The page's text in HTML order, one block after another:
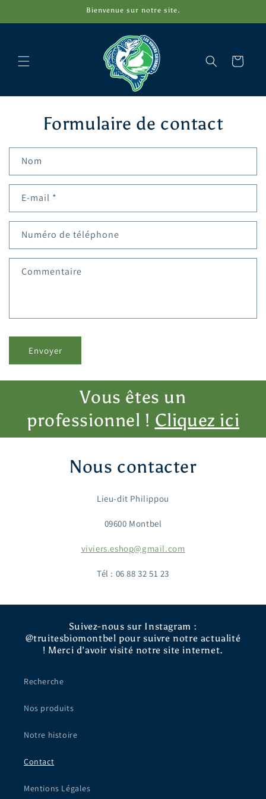
au
Bienvenue sur notre site.
Panier
Formulaire de contact
Nom
E-mail *
Numéro de téléphone
Commentaire
Envoyer
Vous êtes un
professionnel ! Cliquez ici
Nous contacter
Lieu-dit Philippou
09600 Montbel
viviers.eshop@gmail.com
Tél : 06 88 32 51 23
Suivez-nous sur Instagram :
@truitesbiomontbel pour suivre notre actualité
! Merci d’avoir visité notre site internet.
Recherche
Nos produits
Notre histoire
Contact
Mentions Légales